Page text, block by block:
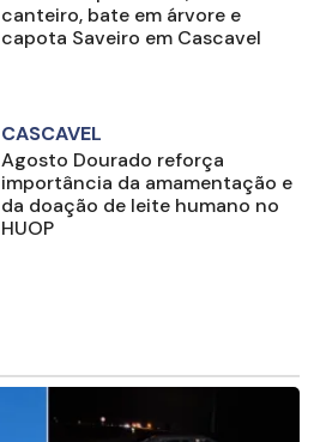
canteiro, bate em árvore e
capota Saveiro em Cascavel
CASCAVEL
Agosto Dourado reforça
importância da amamentação e
da doação de leite humano no
HUOP